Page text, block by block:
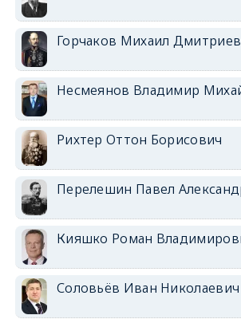
Горчаков Михаил
Несмеянов Владимир
Рихтер Оттон Борисович
Перелешин Павел
Кияшко Роман
Соловьёв Иван Николаевич